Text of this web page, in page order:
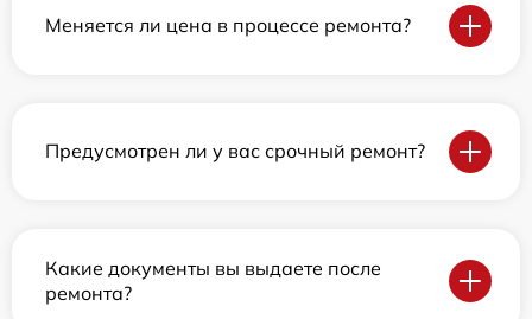
Меняется ли цена в процессе ремонта?
Предусмотрен ли у вас срочный ремонт?
Какие документы вы выдаете после
ремонта?